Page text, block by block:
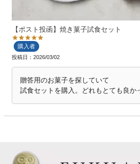
【ポスト投函】焼き菓子試食セット
購入者
投稿日 2026/03/02
贈答用のお菓子を探していて
試食セットを購入。どれもとても良か